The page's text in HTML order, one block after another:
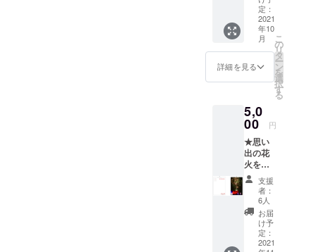
ます。
【リ
ターン
容】
①サ
ポー
ターと
式ウェ
ブサイ
トにお
名前を
掲載致
しま
す。 お
名前は
ニック
ネーム
も可能
です。
掲載は
定：
2021
年10
月
詳細を見る
こ
の
リ
タ
ー
ン
を
選
択
す
る
5,0
00 円
★思い
出の花
火をお
手元に
★ 【リ
ターン
内
容】
①サ
ポー
支援
者：
6人
お届
け予
定：
2021